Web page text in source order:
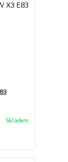
Skladem